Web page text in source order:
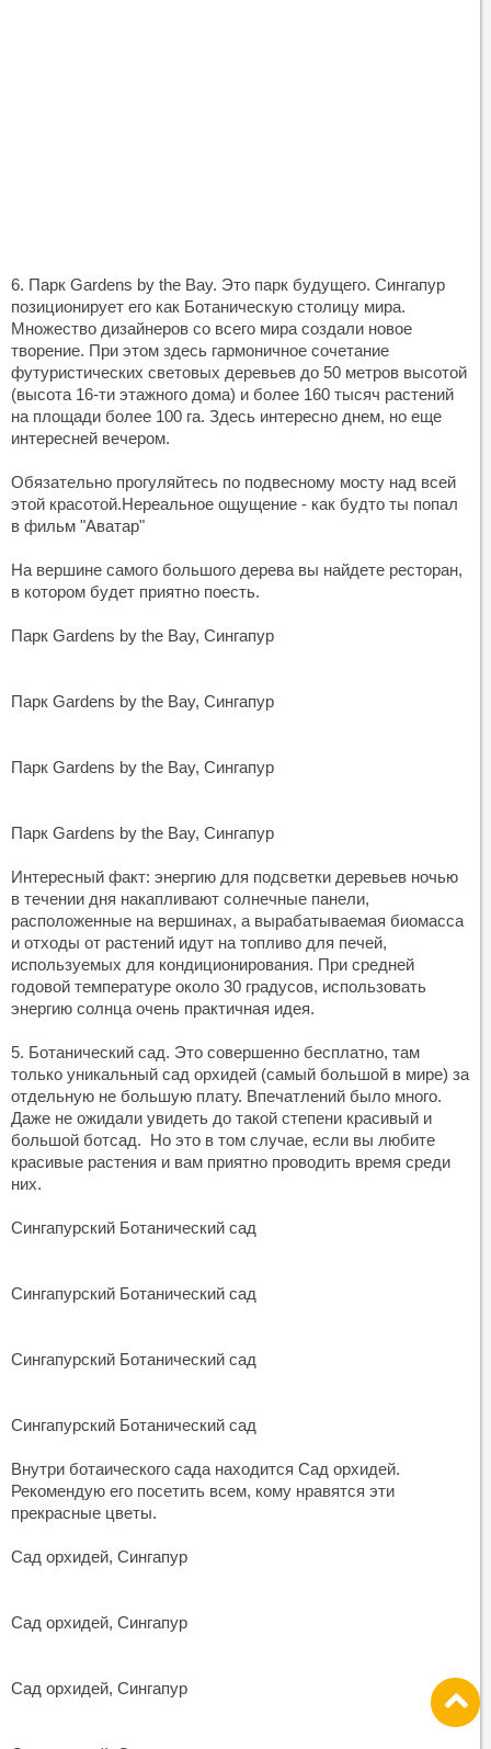
6. Парк Gardens by the Bay. Это парк будущего. Сингапур
позиционирует его как Ботаническую столицу мира.
Множество дизайнеров со всего мира создали новое
творение. При этом здесь гармоничное сочетание
футуристических световых деревьев до 50 метров высотой
(высота 16-ти этажного дома) и более 160 тысяч растений
на площади более 100 га. Здесь интересно днем, но еще
интересней вечером.
Обязательно прогуляйтесь по подвесному мосту над всей
этой красотой.Нереальное ощущение - как будто ты попал
в фильм "Аватар"
На вершине самого большого дерева вы найдете ресторан,
в котором будет приятно поесть.
Парк Gardens by the Bay, Сингапур
Парк Gardens by the Bay, Сингапур
Парк Gardens by the Bay, Сингапур
Парк Gardens by the Bay, Сингапур
Интересный факт: энергию для подсветки деревьев ночью
в течении дня накапливают солнечные панели,
расположенные на вершинах, а вырабатываемая биомасса
и отходы от растений идут на топливо для печей,
используемых для кондиционирования. При средней
годовой температуре около 30 градусов, использовать
энергию солнца очень практичная идея.
5. Ботанический сад. Это совершенно бесплатно, там
только уникальный сад орхидей (самый большой в мире) за
отдельную не большую плату. Впечатлений было много.
Даже не ожидали увидеть до такой степени красивый и
большой ботсад. Но это в том случае, если вы любите
красивые растения и вам приятно проводить время среди
них.
Сингапурский Ботанический сад
Сингапурский Ботанический сад
Сингапурский Ботанический сад
Сингапурский Ботанический сад
Внутри ботаического сада находится Сад орхидей.
Рекомендую его посетить всем, кому нравятся эти
прекрасные цветы.
Сад орхидей, Сингапур
Сад орхидей, Сингапур
Сад орхидей, Сингапур